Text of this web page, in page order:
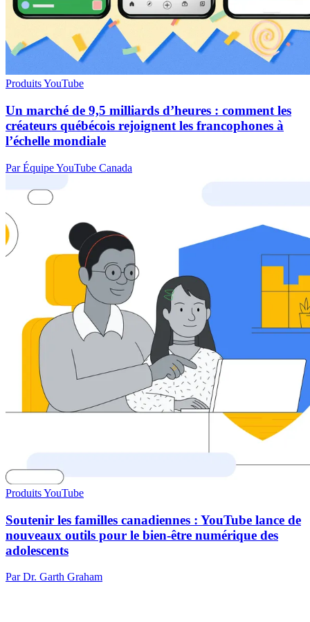
Produits YouTube
Un marché de 9,5 milliards d’heures : comment les
créateurs québécois rejoignent les francophones à
l’échelle mondiale
Par Équipe YouTube Canada
Produits YouTube
Soutenir les familles canadiennes : YouTube lance de
nouveaux outils pour le bien-être numérique des
adolescents
Par Dr. Garth Graham